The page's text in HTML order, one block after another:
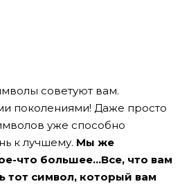
советуют вам.
поколениями! Даже просто
уже способно
к лучшему. Мы же
что большее…Все, что вам
тот символ, который вам